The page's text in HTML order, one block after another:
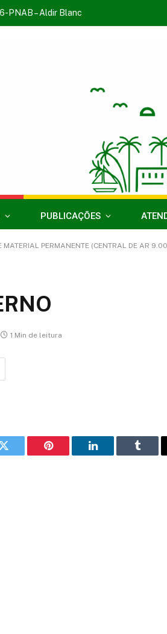
PNAB – Aldir Blanc
PUBLICAÇÕES
MATERIAL PERMANENTE (CENTRAL DE AR
1 Min de leitura
Twitter Pinterest LinkedIn